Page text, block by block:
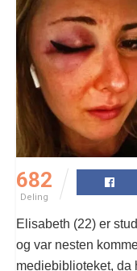
682
Deling
Elisabeth (22) er
og var nesten
mediebiblioteket, da